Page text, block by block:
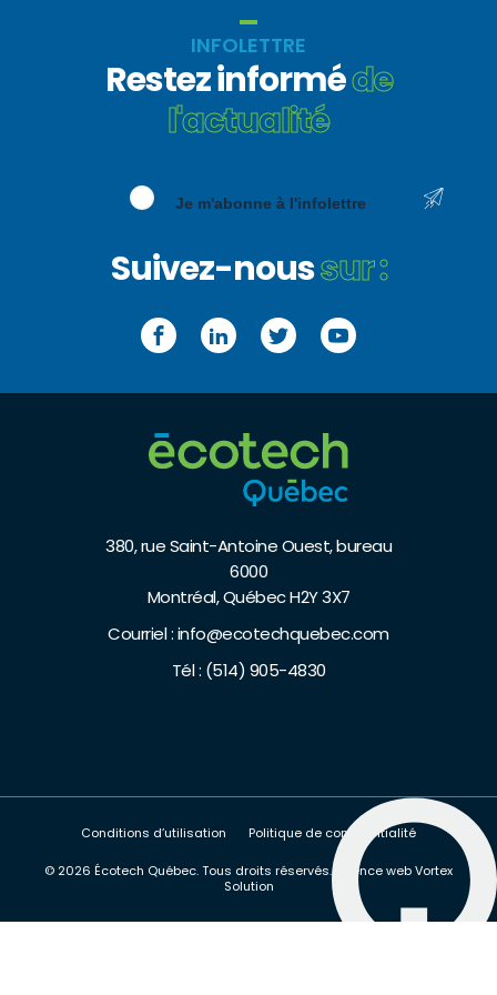
380, rue Saint-Antoine Ouest, bureau
6000
Montréal, Québec H2Y 3X7
Courriel :info@ecotechquebec.com
Tél : (514) 905-4830
© 2026 Écotech Québec.Tous droits réservés.Agence webVortex
Solution
Conditions d’utilisation Politique de confidentialité
INFOLETTRE
Restez informéde
l'actualité
Je m'abonne à l'infolettre
Suivez-noussur :
FacebookLinkedInTwitterYouTube